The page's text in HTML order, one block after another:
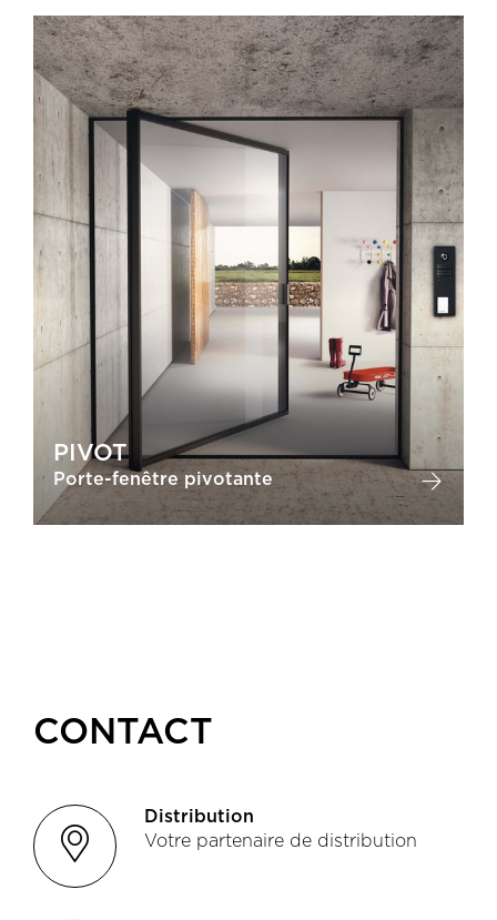
PIVOT
Porte-fenêtre pivotante
CONTACT
location
Distribution
Votre partenaire de distribution